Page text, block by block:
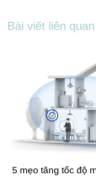
Bài viết liên quan
tầng